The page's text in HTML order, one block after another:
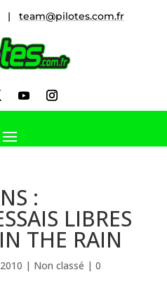
| team@pilotes.com.fr
:
LIBRES
THE RAIN
| Non classé | 0